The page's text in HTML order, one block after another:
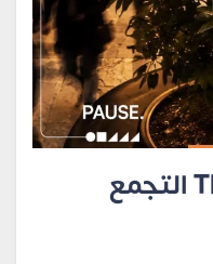
مول The Pause التجمع